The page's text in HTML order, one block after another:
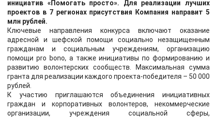
инициатив «Помогать просто». Для реализации лучших
проектов в 7 регионах присутствия Компания направит 5
млн рублей.
Ключевые направления конкурса включают оказание
адресной и шефской помощи социально незащищенным
гражданам и социальным учреждениям, организацию
помощи pro bono, а также инициативы по формированию и
развитию волонтерских сообществ. Максимальная сумма
гранта для реализации каждого проекта-победителя – 50 000
рублей.
К участию приглашаются объединения инициативных
граждан и корпоративных волонтеров, некоммерческие
организации, учреждения социальной сферы,